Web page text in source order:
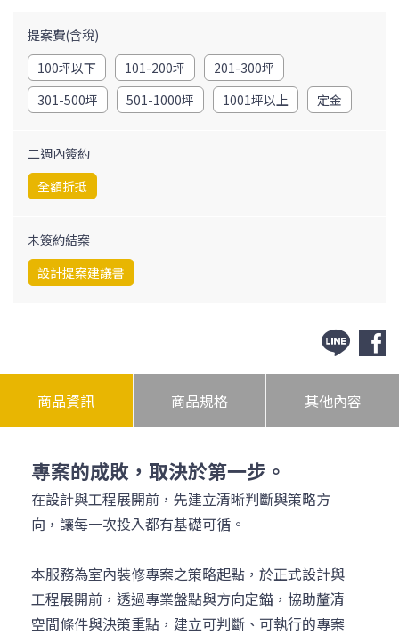
請選擇「定金」作為專案啟動款，餘款採對公轉帳支付。
【結案交付物】
設計提案建議（pdf），請參詳商品資訊欄之交付範例。
提案費(含稅)
100坪以下
101-200坪
201-300坪
301-500坪
501-1000坪 1001坪以上 定金
二週內簽約
全額折抵
未簽約結案
設計提案建議書
商品資訊 商品規格 其他內容
專案的成敗，取決於第一步。
在設計與工程展開前，先建立清晰判斷與策略方
向，讓每一次投入都有基礎可循。
本服務為室內裝修專案之策略起點，於正式設計與
工程展開前，透過專業盤點與方向定錨，協助釐清
空間條件與決策重點，建立可判斷、可執行的專案